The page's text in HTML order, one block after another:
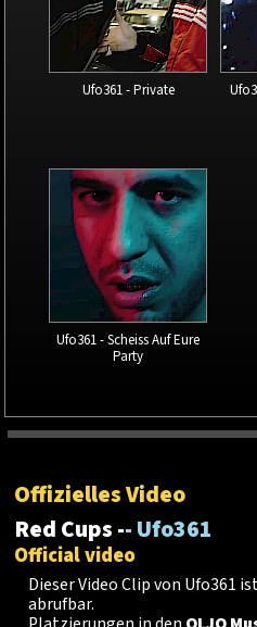
Ufo361 - Private
Ufo361 - Scheiss Auf Eure
Party
Offizielles Video
Red Cups -- Ufo361
Official video
Dieser Video Clip von Ufo361
abrufbar.